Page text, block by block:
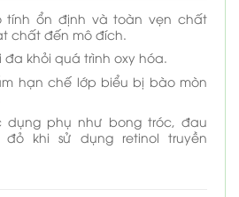
tính ổn định và toàn vẹn chất
chất đến mô đích.
đa khỏi quá trình oxy hóa.
hạn chế lớp biểu bị bào mòn
dụng phụ như bong tróc, đau
đỏ khi sử dụng retinol truyền